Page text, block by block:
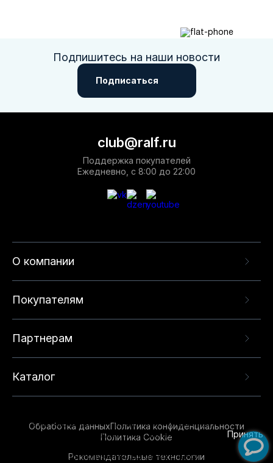
Подпишитесь на наши новости
Подписаться
О компании
Покупателям
Партнерам
Каталог
club@ralf.ru
Поддержка покупателей
Ежедневно, с 8:00 до 22:00
Обработка данныхПолитика конфиденциальности
Политика Cookie
Рекомендательные технологии
опыта на нашем сайте. Продолжая использовать
данный сайт, вы соглашаетесь с использованием
технологий. Для получения дополнительной
Принять